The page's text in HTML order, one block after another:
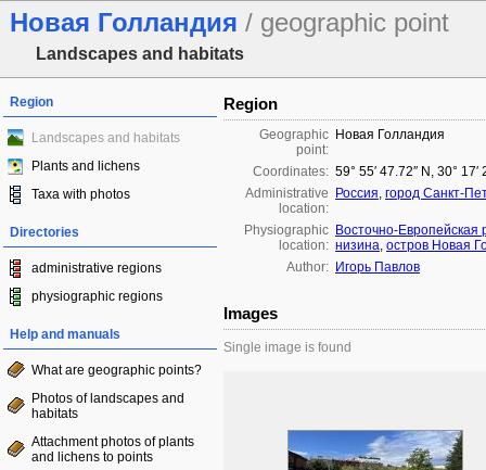
Новая Голландия / geographic point
Landscapes and habitats
Region
Landscapes and habitats
Plants and lichens
Taxa with photos
Directories
administrative regions
physiographic regions
Help and manuals
What are geographic points?
Photos of landscapes and
habitats
Attachment photos of plants
and lichens to points
Region
Geographic
point:
Новая Голландия
Coordinates: 59° 55′ 47.72″ N, 30°
Administrative
location:
Россия, город Санкт-
Physiographic
location:
Восточно-Европейская
низина, остров Новая
Author: Игорь Павлов
Images
Single image is found